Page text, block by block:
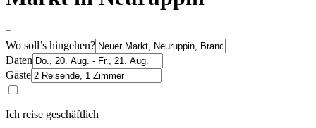
Wo soll’s hingehen?
Daten
Gäste
Ich reise geschäftlich